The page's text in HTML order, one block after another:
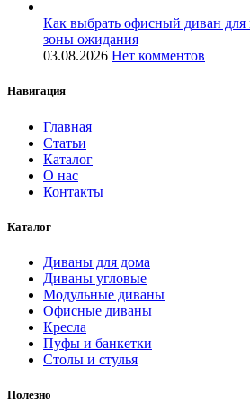
Как выбрать офисный диван для
зоны ожидания
03.08.2026 Нет комментов
Навигация
Главная
Статьи
Каталог
О нас
Контакты
Каталог
Диваны для дома
Диваны угловые
Модульные диваны
Офисные диваны
Кресла
Пуфы и банкетки
Столы и стулья
Полезно